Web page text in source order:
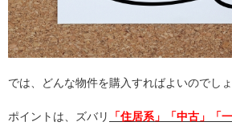
では、どんな物件を購入すればよいのでし
ポイントは、ズバリ
「住居系」「中古」「